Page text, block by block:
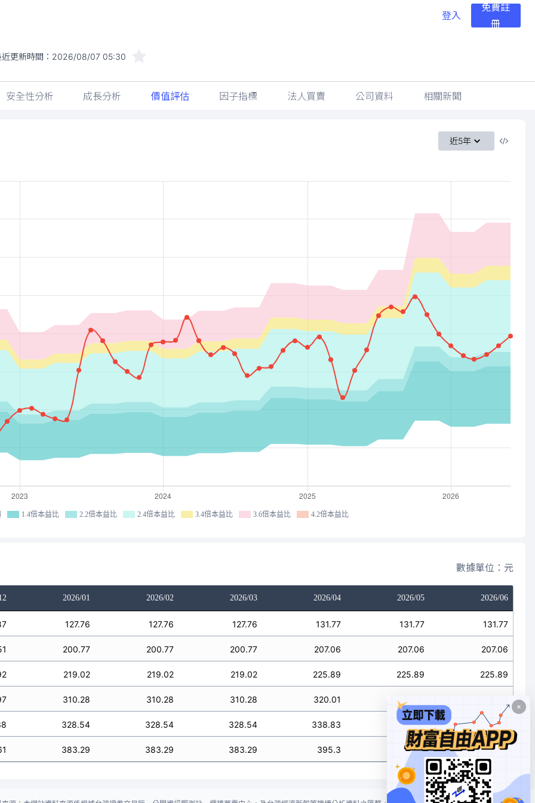
登入
免費註
冊
更新時間： 2026/08/07 05:30
安全性分析 成長分析 價值評估 因子指標 法人買賣 公司資料 相關新聞
近5年
1.4倍本益比 2.2倍本益比 2.4倍本益比 3.4倍本益比 3.6倍本益比 4.2倍本益比
數據單位：元
2026/01 2026/02 2026/03 2026/04 2026/05 2026/06
127.76 127.76 127.76 131.77 131.77 131.77
200.77 200.77 200.77 207.06 207.06 207.06
219.02 219.02 219.02 225.89 225.89 225.89
310.28 310.28 310.28 320.01 320.01
328.54 328.54 328.54 338.83 338.83 338.83
383.29 383.29 383.29 395.3 395.3 395.3